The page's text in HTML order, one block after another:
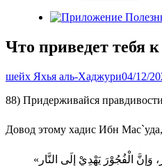
Что приведет тебя
шейх Яхья аль-Хаджури04/12/
88) Придерживайся
وَإِنَّ الْفُجُوْرَ يَهْدِيْ إِلَى النَّارِ»